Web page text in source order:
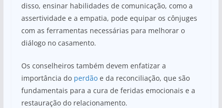
disso, ensinar habilidades de comunicação, como a
assertividade e a empatia, pode equipar os cônjuges
com as ferramentas necessárias para melhorar o
diálogo no casamento.
Os conselheiros também devem enfatizar a
importância do perdãoe da reconciliação, que são
fundamentais para a cura de feridas emocionais e a
restauração do relacionamento.